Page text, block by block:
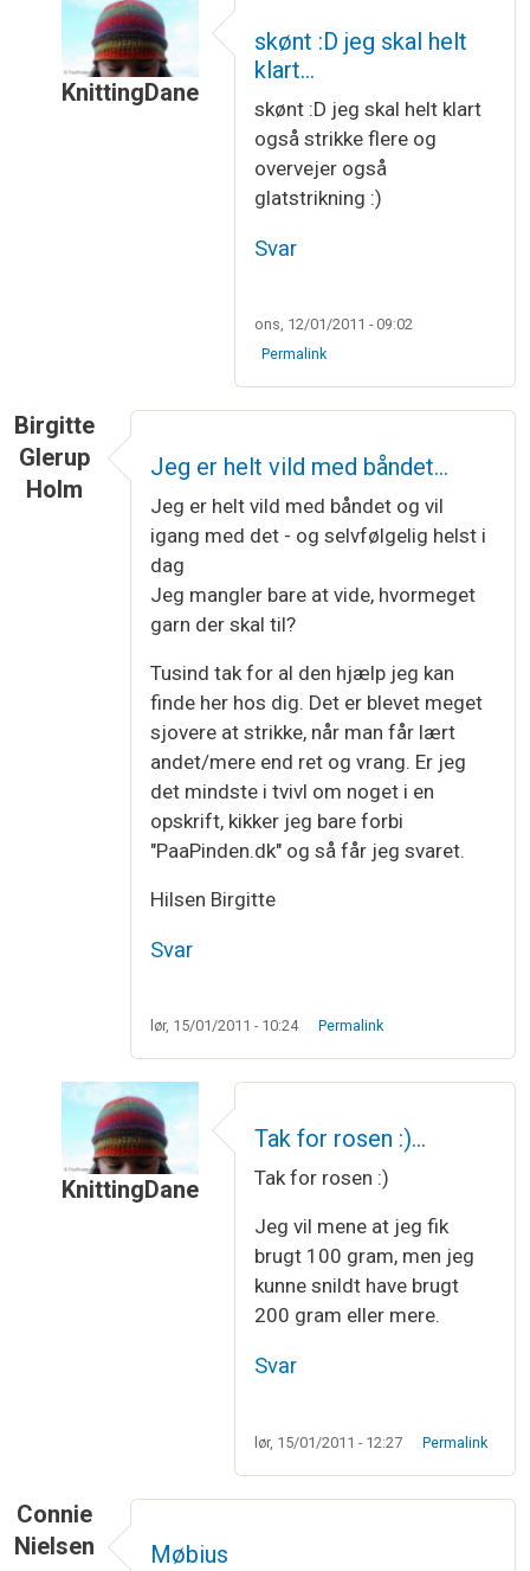
KnittingDane
SÅDAN - et stk möbiusbånd færdig.
skønt :D jeg skal helt
klart…
skønt :D jeg skal helt klart
også strikke flere og
overvejer også
glatstrikning :)
Svar
ons, 12/01/2011 - 09:02
Permalink
Birgitte
Glerup
Holm
Jeg er helt vild med båndet…
Jeg er helt vild med båndet og vil
igang med det - og selvfølgelig helst i
dag
Jeg mangler bare at vide, hvormeget
garn der skal til?
Tusind tak for al den hjælp jeg kan
finde her hos dig. Det er blevet meget
sjovere at strikke, når man får lært
andet/mere end ret og vrang. Er jeg
det mindste i tvivl om noget i en
opskrift, kikker jeg bare forbi
"PaaPinden.dk" og så får jeg svaret.
Hilsen Birgitte
Svar
lør, 15/01/2011 - 10:24 Permalink
KnittingDane
Jeg er helt vild med båndet…
Tak for rosen :)…
Tak for rosen :)
Jeg vil mene at jeg fik
brugt 100 gram, men jeg
kunne snildt have brugt
200 gram eller mere.
Svar
lør, 15/01/2011 - 12:27 Permalink
Connie
Nielsen
Møbius